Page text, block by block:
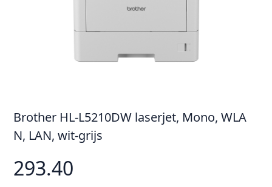
Brother HL-L5210DW laserjet, Mono, WLA
N, LAN, wit-grijs
293.40